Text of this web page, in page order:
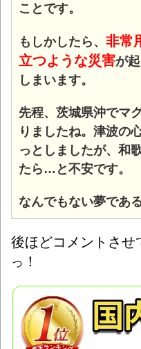
ことです。
もしかしたら、 非常
立つような災害が
しまいます。
先程、茨城県沖でマ
りましたね。津波の
っとしましたが、和
たら…と不安です。
なんでもない夢であ
後ほどコメントさせ
っ ！